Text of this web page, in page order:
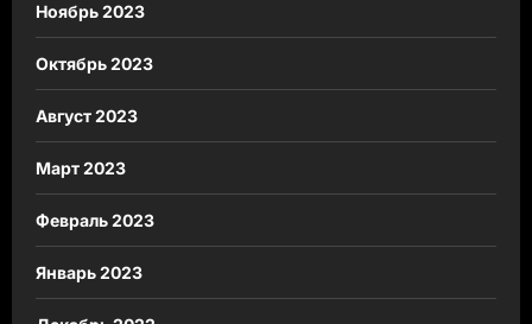
Ноябрь 2023
Октябрь 2023
Август 2023
Март 2023
Февраль 2023
Январь 2023